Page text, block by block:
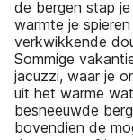
de bergen stap
warmte je
verkwikkende
Sommige
jacuzzi, waar je
uit het warme
besneeuwde
bovendien de